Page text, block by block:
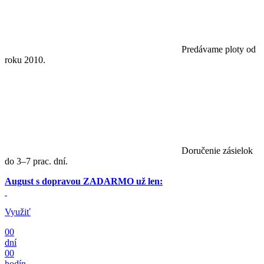
Predávame ploty od
roku 2010.
Doručenie zásielok
do 3–7 prac. dní.
August s dopravou ZADARMO už len:
Využiť
00
dní
00